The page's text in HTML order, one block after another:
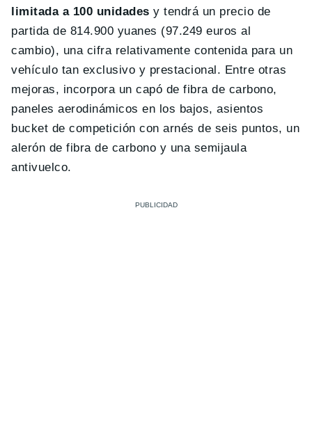
limitada a 100 unidades y tendrá un precio de
partida de 814.900 yuanes (97.249 euros al
cambio), una cifra relativamente contenida para un
vehículo tan exclusivo y prestacional. Entre otras
mejoras, incorpora un capó de fibra de carbono,
paneles aerodinámicos en los bajos, asientos
bucket de competición con arnés de seis puntos, un
alerón de fibra de carbono y una semijaula
antivuelco.